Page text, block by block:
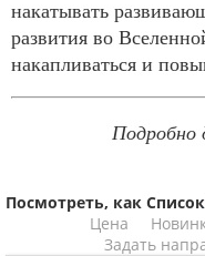
накатывать
развития во
накапливаться и
Подробно
Посмотреть, как Список
Цена
Задать